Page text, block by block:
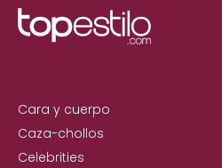
Cara y cuerpo
Caza-chollos
Celebrities